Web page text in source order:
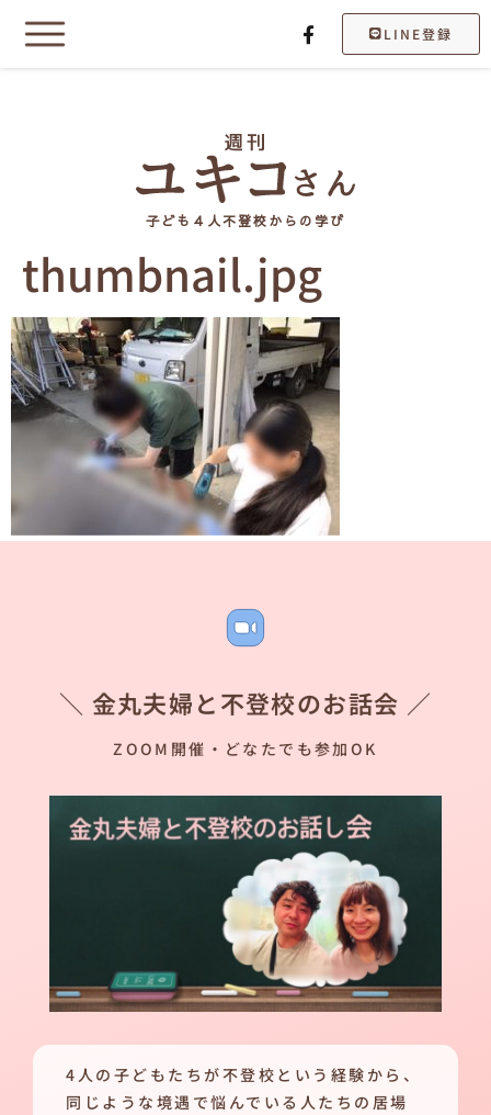
LINE登録
子ども４人不登校からの学び
thumbnail.jpg
＼ 金丸夫婦と不登校のお話会 ／
ZOOM開催・どなたでも参加OK
4人の子どもたちが不登校という経験から、
同じような境遇で悩んでいる人たちの居場